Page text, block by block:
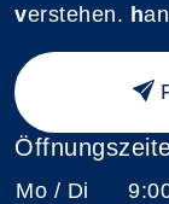
verstehen. h
Mo / Di